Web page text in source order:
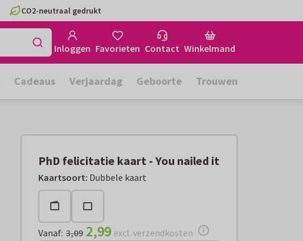
CO2-neutraal gedrukt
Inloggen Favorieten Contact Winkelmand
Cadeaus Verjaardag Geboorte Trouwen
PhD felicitatie kaart - You nailed it
Kaartsoort: Dubbele kaart
Vanaf:€ 2,99 excl. verzendkosten
Vanaf: 3,09 2,99 excl. verzendkosten